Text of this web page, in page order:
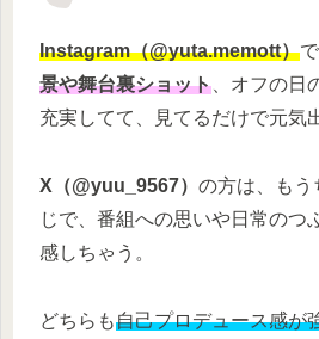
Instagram（@yuta.memott）
景や舞台裏ショット 、オフの日
充実してて、見てるだけで元気
X（@yuu_9567） の方は、もう
じで、番組への思いや日常のつ
感しちゃう。
どちらも自己プロデュース感が